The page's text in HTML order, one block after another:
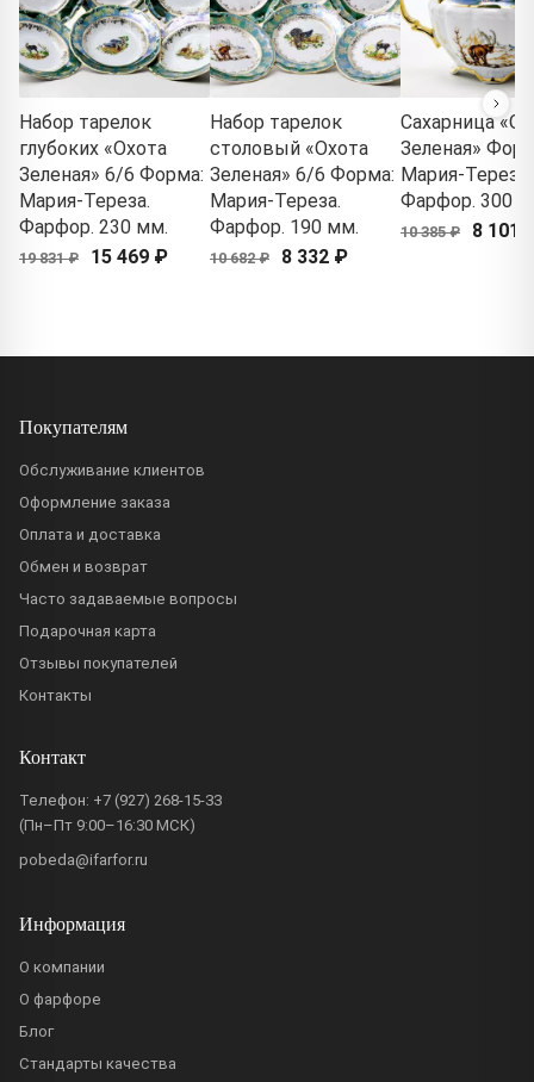
Набор тарелок
глубоких «Охота
Зеленая» 6/6 Форма:
Мария-Тереза.
Фарфор. 230 мм.
19 831 ₽ 15 469 ₽
Набор тарелок
столовый «Охота
Зеленая» 6/6 Форма:
Мария-Тереза.
Фарфор. 190 мм.
10 682 ₽ 8 332 ₽
Сахарница
Зеленая»
Мария-Тереза.
Фарфор. 300
10 385 ₽ 8 101
Покупателям
Обслуживание клиентов
Оформление заказа
Оплата и доставка
Обмен и возврат
Часто задаваемые вопросы
Подарочная карта
Отзывы покупателей
Контакты
Контакт
Телефон: +7 (927) 268-15-33
(Пн–Пт 9:00–16:30 МСК)
pobeda@ifarfor.ru
Информация
О компании
О фарфоре
Блог
Стандарты качества